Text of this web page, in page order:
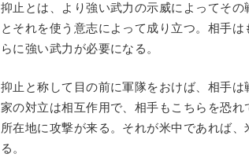
抑止とは、より強い武力の示威によってそ
とそれを使う意志によって成り立つ。相手
らに強い武力が必要になる。
抑止と称して目の前に軍隊をおけば、相手
家の対立は相互作用で、相手もこちらを恐
所在地に攻撃が来る。それが米中であれば
る。